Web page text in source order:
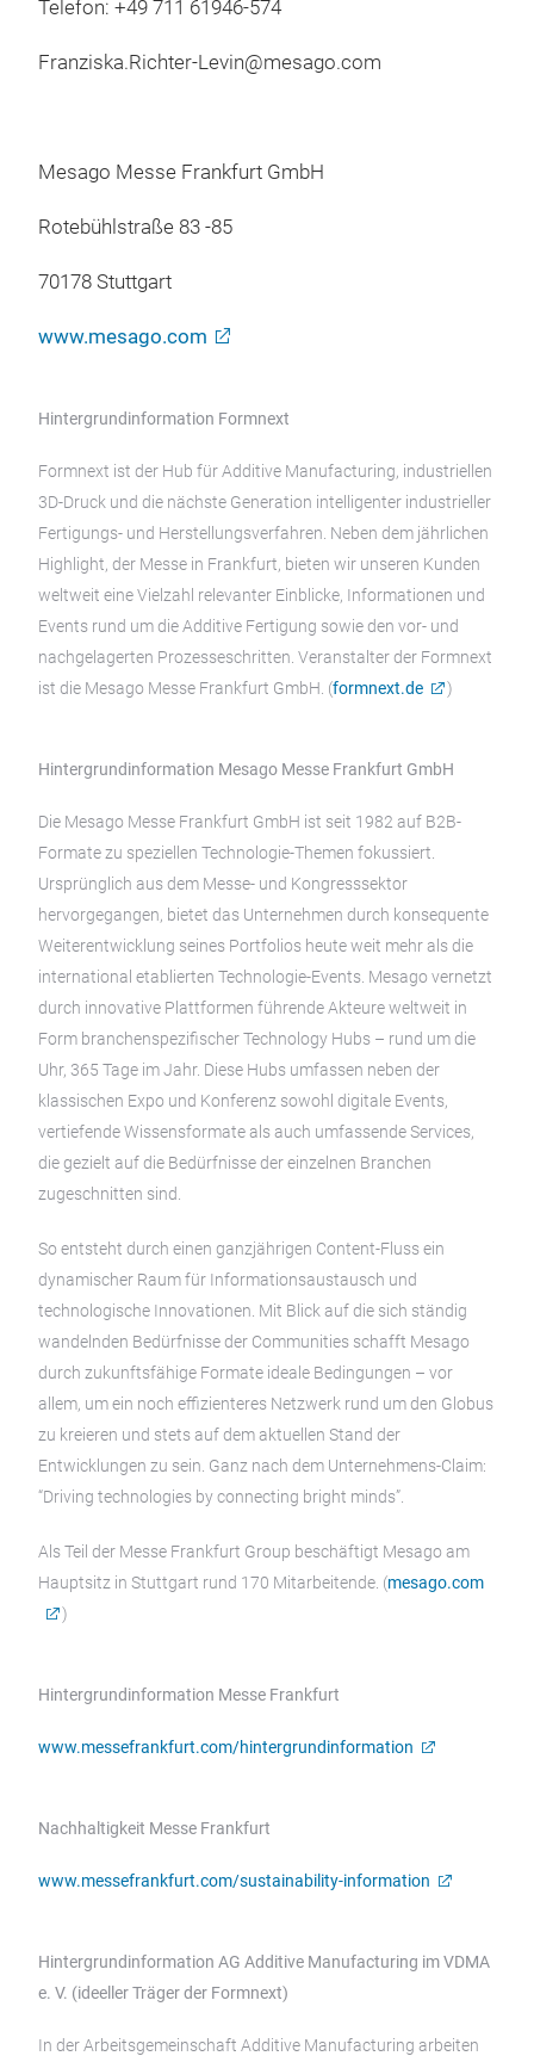
Telefon: +49 711 61946-574
Franziska.Richter-Levin@mesago.com
Mesago Messe Frankfurt GmbH
Rotebühlstraße 83 -85
70178 Stuttgart
www.mesago.com
Hintergrundinformation Formnext
Formnext ist der Hub für Additive Manufacturing, industriellen
3D-Druck und die nächste Generation intelligenter industrieller
Fertigungs- und Herstellungsverfahren. Neben dem jährlichen
Highlight, der Messe in Frankfurt, bieten wir unseren Kunden
weltweit eine Vielzahl relevanter Einblicke, Informationen und
Events rund um die Additive Fertigung sowie den vor- und
nachgelagerten Prozesseschritten. Veranstalter der Formnext
ist die Mesago Messe Frankfurt GmbH. (formnext.de )
Hintergrundinformation Mesago Messe Frankfurt GmbH
Die Mesago Messe Frankfurt GmbH ist seit 1982 auf B2B-
Formate zu speziellen Technologie-Themen fokussiert.
Ursprünglich aus dem Messe- und Kongresssektor
hervorgegangen, bietet das Unternehmen durch konsequente
Weiterentwicklung seines Portfolios heute weit mehr als die
international etablierten Technologie-Events. Mesago vernetzt
durch innovative Plattformen führende Akteure weltweit in
Form branchenspezifischer Technology Hubs – rund um die
Uhr, 365 Tage im Jahr. Diese Hubs umfassen neben der
klassischen Expo und Konferenz sowohl digitale Events,
vertiefende Wissensformate als auch umfassende Services,
die gezielt auf die Bedürfnisse der einzelnen Branchen
zugeschnitten sind.
So entsteht durch einen ganzjährigen Content-Fluss ein
dynamischer Raum für Informationsaustausch und
technologische Innovationen. Mit Blick auf die sich ständig
wandelnden Bedürfnisse der Communities schafft Mesago
durch zukunftsfähige Formate ideale Bedingungen – vor
allem, um ein noch effizienteres Netzwerk rund um den Globus
zu kreieren und stets auf dem aktuellen Stand der
Entwicklungen zu sein. Ganz nach dem Unternehmens-Claim:
“Driving technologies by connecting bright minds”.
Als Teil der Messe Frankfurt Group beschäftigt Mesago am
Hauptsitz in Stuttgart rund 170 Mitarbeitende. (mesago.com
)
Hintergrundinformation Messe Frankfurt
www.messefrankfurt.com/hintergrundinformation
Nachhaltigkeit Messe Frankfurt
www.messefrankfurt.com/sustainability-information
Hintergrundinformation AG Additive Manufacturing im VDMA
e. V. (ideeller Träger der Formnext)
In der Arbeitsgemeinschaft Additive Manufacturing arbeiten